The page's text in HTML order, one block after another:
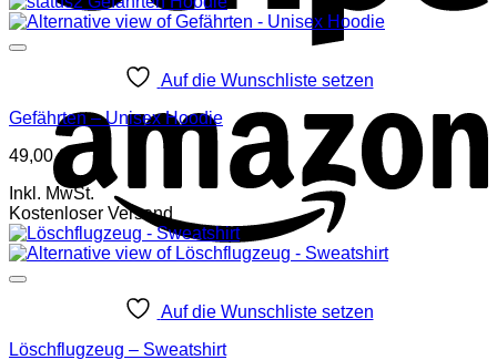
Auf die Wunschliste setzen
Gefährten – Unisex Hoodie
49,00€
Inkl. MwSt.
Kostenloser Versand
Auf die Wunschliste setzen
Löschflugzeug – Sweatshirt